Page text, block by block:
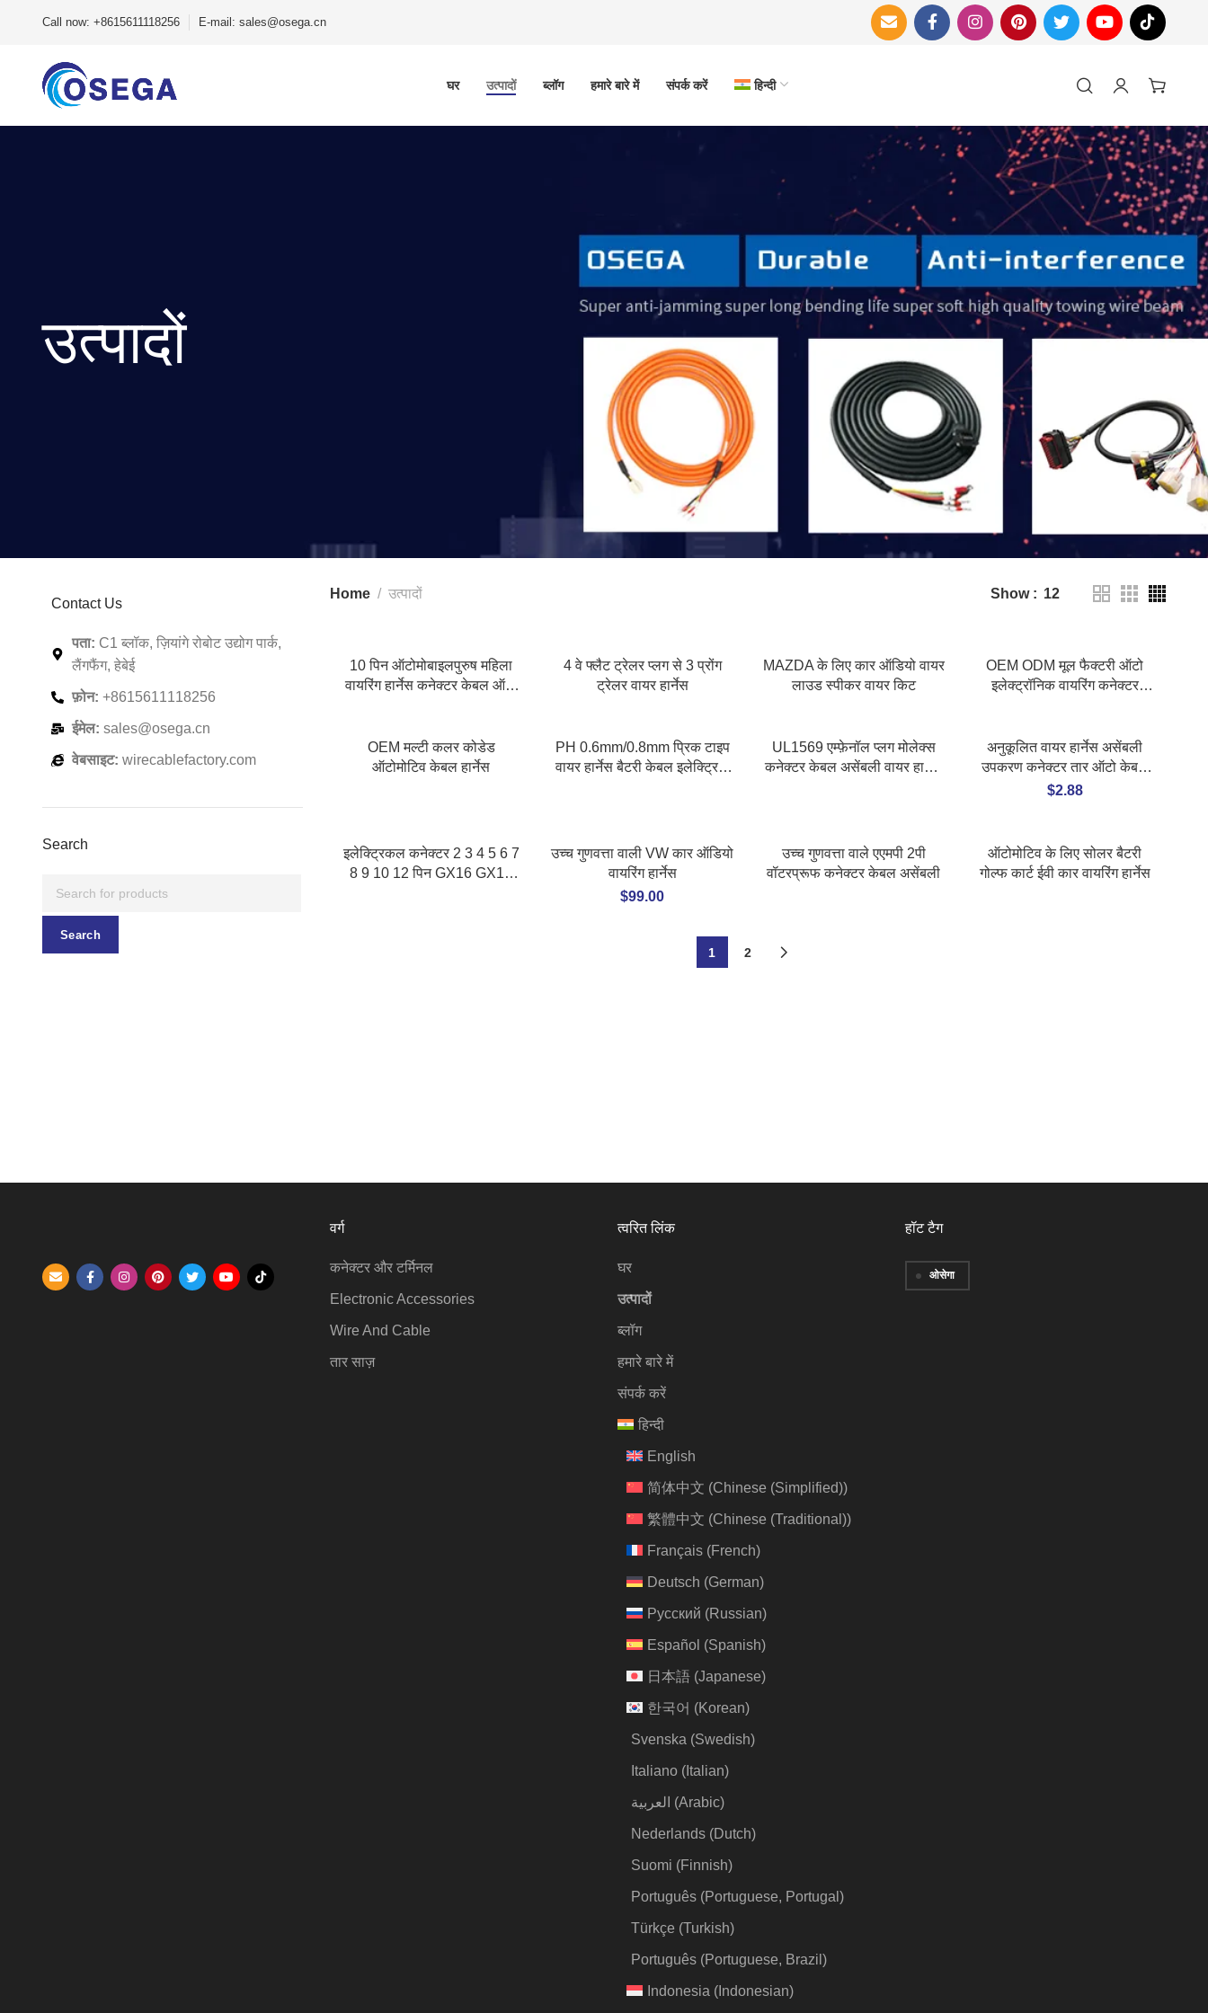
Call now: +8615611118256 E-mail: sales@osega.cn
घर उत्पादों ब्लॉग हमारे बारे में संपर्क करें हिन्दी
उत्पादों
Contact Us
पता: C1 ब्लॉक, ज़ियांगे रोबोट उद्योग पार्क,
लैंगफैंग, हेबेई
फ़ोन: +8615611118256
ईमेल: sales@osega.cn
वेबसाइट: wirecablefactory.com
Search
Search
Home उत्पादों Show 12
10 पिन ऑटोमोबाइलपुरुष महिला
वायरिंग हार्नेस कनेक्टर केबल ऑटो
4 वे फ्लैट ट्रेलर प्लग से 3 प्रोंग
ट्रेलर वायर हार्नेस
MAZDA के लिए कार ऑडियो वायर
लाउड स्पीकर वायर किट
OEM ODM मूल फैक्टरी ऑटो
इलेक्ट्रॉनिक वायरिंग कनेक्टर
OEM मल्टी कलर कोडेड
ऑटोमोटिव केबल हार्नेस
PH 0.6mm/0.8mm प्रिक टाइप
वायर हार्नेस बैटरी केबल इलेक्ट्रिक
UL1569 एम्फ़ेनॉल प्लग मोलेक्स
कनेक्टर केबल असेंबली वायर हार्नेस
अनुकूलित वायर हार्नेस असेंबली
उपकरण कनेक्टर तार ऑटो केबल
असेंबली वायरिंग हार्नेस
$2.88
इलेक्ट्रिकल कनेक्टर 2 3 4 5 6 7
8 9 10 12 पिन GX16 GX18
उच्च गुणवत्ता वाली VW कार ऑडियो
वायरिंग हार्नेस
$99.00
उच्च गुणवत्ता वाले एएमपी 2पी
वॉटरप्रूफ कनेक्टर केबल असेंबली
ऑटोमोटिव के लिए सोलर बैटरी
गोल्फ कार्ट ईवी कार वायरिंग हार्नेस
1 2
वर्ग
कनेक्टर और टर्मिनल
Electronic Accessories
Wire And Cable
तार साज़
त्वरित लिंक
घर
उत्पादों
ब्लॉग
हमारे बारे में
संपर्क करें
हिन्दी
English
简体中文 (Chinese (Simplified))
繁體中文 (Chinese (Traditional))
Français(French)
Deutsch (German)
Русский (Russian)
Español (Spanish)
日本語(Japanese)
한국어 (Korean)
Svenska (Swedish)
Italiano(Italian)
العربية (Arabic)
Nederlands(Dutch)
Suomi (Finnish)
Português(Portuguese, Portugal )
Türkçe (Turkish)
Português(Portuguese, Brazil )
Indonesia (Indonesian)
हॉट टैग
ओसेगा